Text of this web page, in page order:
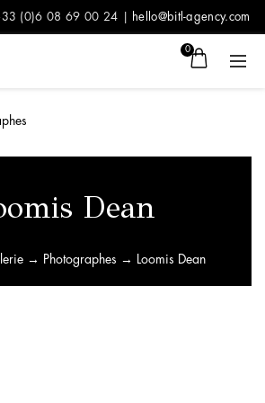
(0)6 08 69 00 24 | hello@bitl-agency.com
0
Dean
→ Photographes → Loomis Dean